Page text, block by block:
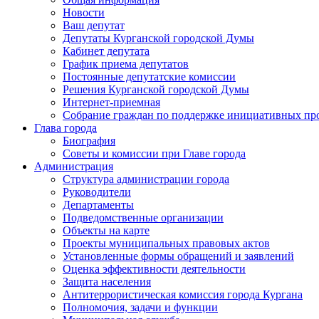
Новости
Ваш депутат
Депутаты Курганской городской Думы
Кабинет депутата
График приема депутатов
Постоянные депутатские комиссии
Решения Курганской городской Думы
Интернет-приемная
Собрание граждан по поддержке инициативных
Глава города
Биография
Советы и комиссии при Главе города
Администрация
Структура администрации города
Руководители
Департаменты
Подведомственные организации
Объекты на карте
Проекты муниципальных правовых актов
Установленные формы обращений и заявлений
Оценка эффективности деятельности
Защита населения
Антитеррористическая комиссия города Кургана
Полномочия, задачи и функции